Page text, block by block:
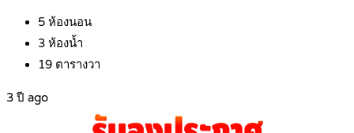
5 ห้องนอน
3 ห้องน้ำ
19 ตารางวา
3 ปี ago